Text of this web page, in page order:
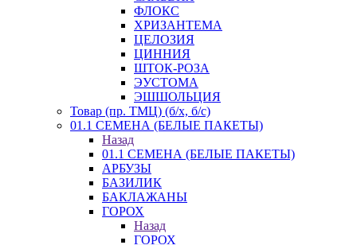
ФЛОКС
ХРИЗАНТЕМА
ЦЕЛОЗИЯ
ЦИННИЯ
ШТОК-РОЗА
ЭУСТОМА
ЭШШОЛЬЦИЯ
Товар (пр. ТМЦ) (б/х, б/с)
01.1 СЕМЕНА (БЕЛЫЕ ПАКЕТЫ)
Назад
01.1 СЕМЕНА (БЕЛЫЕ ПАКЕТЫ)
АРБУЗЫ
БАЗИЛИК
БАКЛАЖАНЫ
ГОРОХ
Назад
ГОРОХ